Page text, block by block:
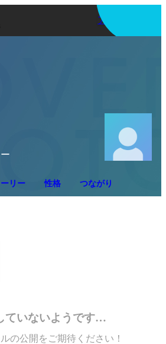
アプリを使う
リー 性格 つながり
ていないようです…
の公開をご期待ください！